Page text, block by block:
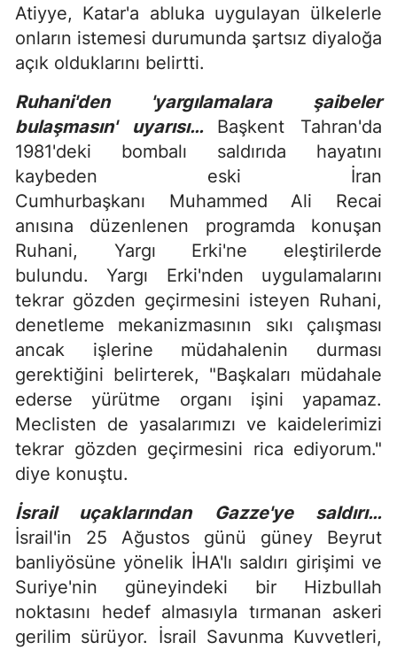
Atiyye, Katar'a abluka uygulayan ülkelerle
onların istemesi durumunda şartsız diyaloğa
açık olduklarını belirtti.
Ruhani'den 'yargılamalara şaibeler
bulaşmasın' uyarısı… Başkent Tahran'da
1981'deki bombalı saldırıda hayatını
kaybeden eski İran
Cumhurbaşkanı Muhammed Ali Recai
anısına düzenlenen programda konuşan
Ruhani, Yargı Erki'ne eleştirilerde
bulundu. Yargı Erki'nden uygulamalarını
tekrar gözden geçirmesini isteyen Ruhani,
denetleme mekanizmasının sıkı çalışması
ancak işlerine müdahalenin durması
gerektiğini belirterek, "Başkaları müdahale
ederse yürütme organı işini yapamaz.
Meclisten de yasalarımızı ve kaidelerimizi
tekrar gözden geçirmesini rica ediyorum."
diye konuştu.
İsrail uçaklarından Gazze'ye saldırı…
İsrail'in 25 Ağustos günü güney Beyrut
banliyösüne yönelik İHA'lı saldırı girişimi ve
Suriye'nin güneyindeki bir Hizbullah
noktasını hedef almasıyla tırmanan askeri
gerilim sürüyor. İsrail Savunma Kuvvetleri,